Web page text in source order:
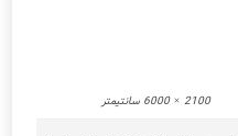
2100 × 6000 سانتیمتر